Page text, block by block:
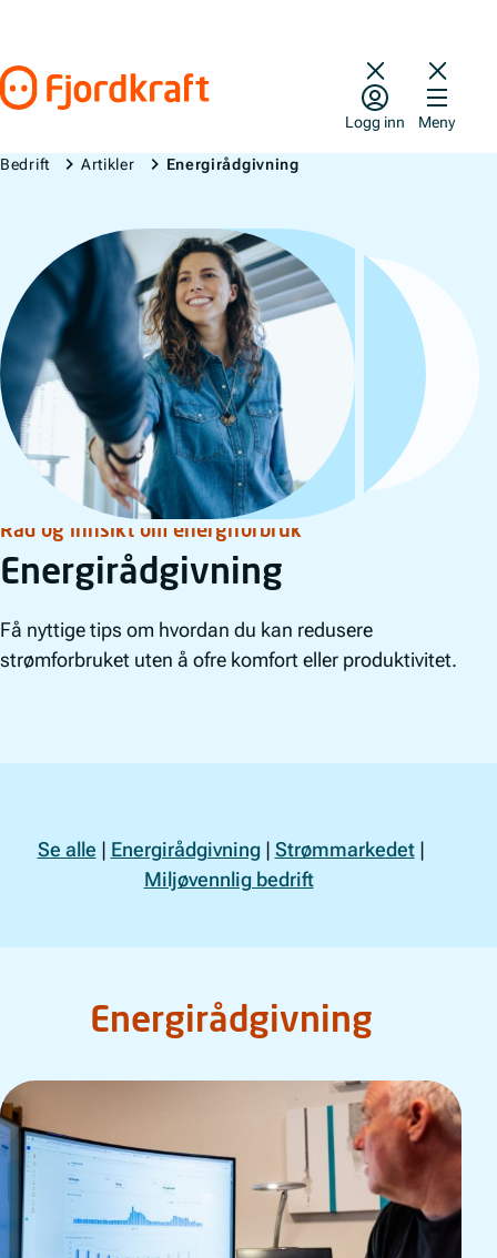
Gå til forsiden
Logg inn Meny
Bedrift Artikler Energirådgivning
Råd og innsikt om energiforbruk
Energirådgivning
Få nyttige tips om hvordan du kan redusere
strømforbruket uten å ofre komfort eller produktivitet.
Se alle | Energirådgivning| Strømmarkedet|
Miljøvennlig bedrift
Energirådgivning